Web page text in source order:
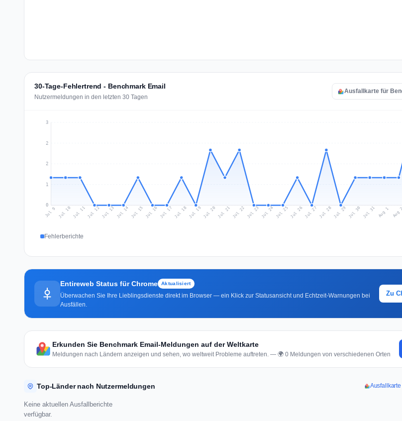
30-Tage-Fehlertrend - Benchmark Email
Nutzermeldungen in den letzten 30 Tagen
Ausfallkarte für
0
1
2
2
3
Jul 9 Jul 10 Jul 11Jul 12Jul 13 Jul 14 Jul 15 Jul 16 Jul 17 Jul 18Jul 19 Jul 20 Jul 21 Jul 22 Jul 23 Jul 24 Jul 25 Jul 26Jul 27 Jul 28Jul 29 Jul 30 Jul 31 Aug 1 Aug
Fehlerberichte
Entireweb Status für Chrome Aktualisiert
Überwachen Sie Ihre Lieblingsdienste direkt im Browser — ein Klick zur Statusansicht und Echtzeit-Warnungen bei
Ausfällen.
Zu
Erkunden Sie Benchmark Email-Meldungen auf der Weltkarte
Meldungen nach Ländern anzeigen und sehen, wo weltweit Probleme auftreten. — 🌍 0 Meldungen von verschiedenen Orten
Top-Länder nach Nutzermeldungen
Keine aktuellen Ausfallberichte
verfügbar.